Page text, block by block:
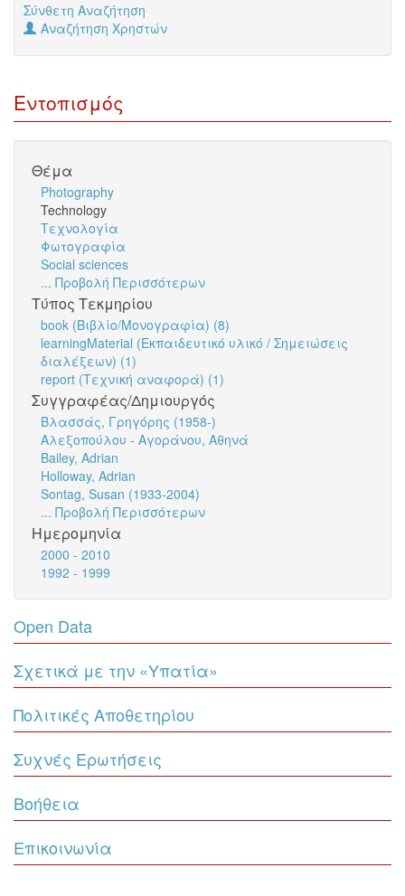
Σύνθετη Αναζήτηση
Αναζήτηση Χρηστών
Εντοπισμός
Θέμα
Photography
Technology
Τεχνολογία
Φωτογραφία
Social sciences
... Προβολή Περισσότερων
Τύπος Τεκμηρίου
book (Βιβλίο/Μονογραφία) (8)
learningMaterial (Εκπαιδευτικό υλικό / Σημειώσεις
διαλέξεων) (1)
report (Τεχνική αναφορά) (1)
Συγγραφέας/Δημιουργός
Βλασσάς, Γρηγόρης (1958-)
Αλεξοπούλου - Αγοράνου, Αθηνά
Bailey, Adrian
Holloway, Adrian
Sontag, Susan (1933-2004)
... Προβολή Περισσότερων
Ημερομηνία
2000 - 2010
1992 - 1999
Open Data
Σχετικά με την «Υπατία»
Πολιτικές Αποθετηρίου
Συχνές Ερωτήσεις
Βοήθεια
Επικοινωνία